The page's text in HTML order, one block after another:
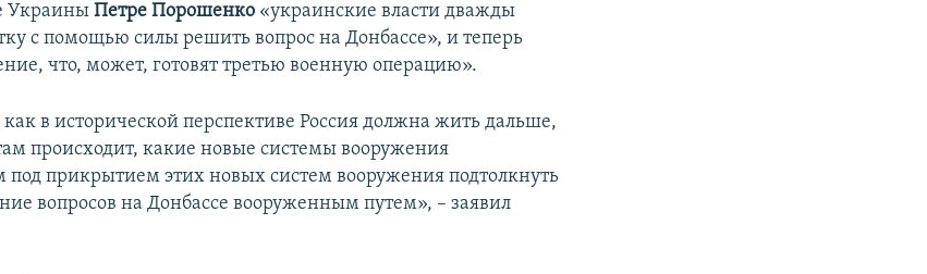
УкраиныПетре Порошенко «украинские власти дважды
с помощью силы решить вопрос на Донбассе», и теперь
что, может, готовят третью военную операцию».
как в исторической перспективе Россия должна жить дальше,
происходит, какие новые системы вооружения
под прикрытием этих новых систем вооружения подтолкнуть
вопросов на Донбассе вооруженным путем», – заявил